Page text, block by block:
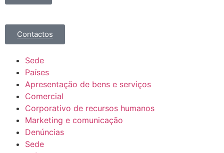
Contactos
Sede
Países
Apresentação de bens e serviços
Comercial
Corporativo de recursos humanos
Marketing e comunicação
Denúncias
Sede